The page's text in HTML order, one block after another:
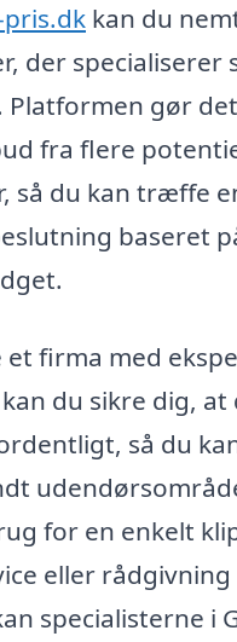
kan du
der specialiserer
gør
fra flere
så du kan træffe
baseret
firma med
du sikre dig,
så du
for en enkelt
eller rådgivning
specialisterne i